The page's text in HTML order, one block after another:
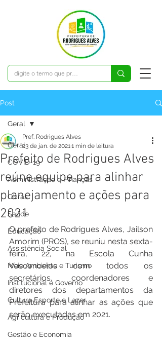
Post
Geral
COVID-19
Administração e Finanças
Obras
Saúde
Educação
Assistência Social
Meio Ambiente e Turismo
Institucional e Governo
Cultura Esporte e Lazer
Agricultura e Produção
Gestão e Economia
Geral
Prefeito de Rodrigues Alves
reúne equipe para alinhar
planejamento e ações para
2021
Pref. Rodrigues Alves
23 de jan. de 20211 min de leitura
O prefeito de Rodrigues Alves, Jailson
Amorim (PROS), se reuniu nesta sexta-
feira, 22, na Escola Cunha
Vasconcelos com todos os
secretários, coordenadores e
diretores dos departamentos da
Prefeitura para alinhar as ações que
serão executadas em 2021.